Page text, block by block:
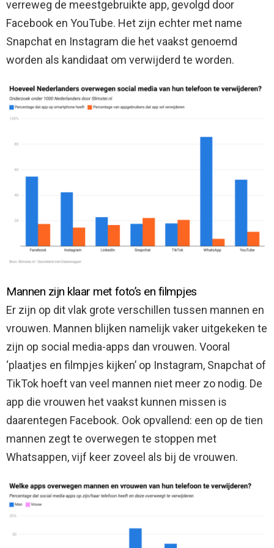
verreweg de meestgebruikte app, gevolgd door
Facebook en YouTube. Het zijn echter met name
Snapchat en Instagram die het vaakst genoemd
worden als kandidaat om verwijderd te worden.
Mannen zijn klaar met foto’s en filmpjes
Er zijn op dit vlak grote verschillen tussen mannen en
vrouwen. Mannen blijken namelijk vaker uitgekeken te
zijn op social media-apps dan vrouwen. Vooral
‘plaatjes en filmpjes kijken’ op Instagram, Snapchat of
TikTok hoeft van veel mannen niet meer zo nodig. De
app die vrouwen het vaakst kunnen missen is
daarentegen Facebook. Ook opvallend: een op de tien
mannen zegt te overwegen te stoppen met
Whatsappen, vijf keer zoveel als bij de vrouwen.